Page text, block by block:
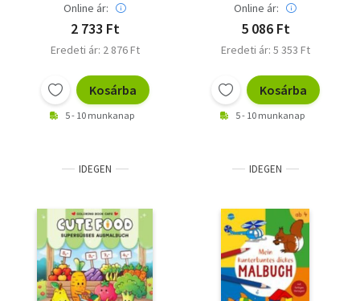
Online ár:
2 733 Ft
Eredeti ár: 2 876 Ft
Kosárba
5 - 10 munkanap
Online ár:
5 086 Ft
Eredeti ár: 5 353 Ft
Kosárba
5 - 10 munkanap
IDEGEN IDEGEN